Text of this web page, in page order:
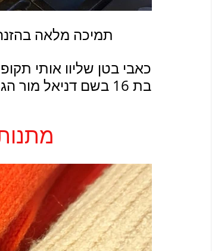
תמיכה מלאה
כאבי בטן שליוו אותי
בת 16 בשם דניאל מור הגיעה לביתי ובמטה קסם תמכה בשינוי בריא ומרפא.